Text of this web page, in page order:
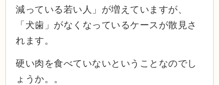
減っている若い人」が増えていますが、
「犬歯」がなくなっているケースが散見さ
れます。
硬い肉を食べていないということなのでし
ょうか。。